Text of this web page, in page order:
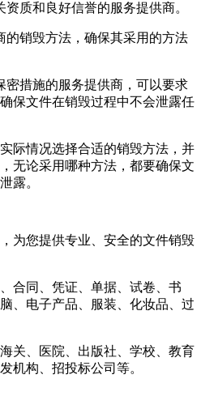
质和良好信誉的服务提供商。
的销毁方法，确保其采用的方法
密措施的服务提供商，可以要求
保文件在销毁过程中不会泄露任
际情况选择合适的销毁方法，并
无论采用哪种方法，都要确保文
露。
为您提供专业、安全的文件销毁
合同、凭证、单据、试卷、书
、电子产品、服装、化妆品、过
关、医院、出版社、学校、教育
机构、招投标公司等。